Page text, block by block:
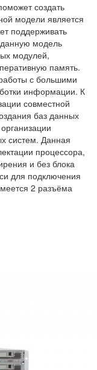
создать
модели является
поддерживать
данную модель
модулей,
память.
с большими
информации. К
совместной
баз данных
систем. Данная
процессора,
и без блока
для подключения
2 разъёма